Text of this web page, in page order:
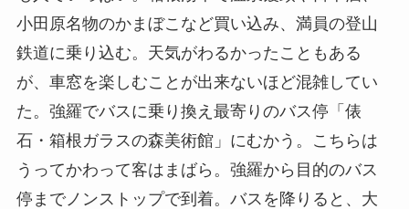
小田原名物のかまぼこなど買い込み、満員の登山
鉄道に乗り込む。天気がわるかったこともある
が、車窓を楽しむことが出来ないほど混雑してい
た。強羅でバスに乗り換え最寄りのバス停「俵
石・箱根ガラスの森美術館」にむかう。こちらは
うってかわって客はまばら。強羅から目的のバス
停までノンストップで到着。バスを降りると、大